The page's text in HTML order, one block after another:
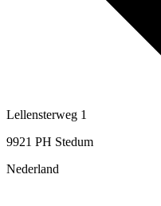
Lellensterweg 1
9921 PH Stedum
Nederland